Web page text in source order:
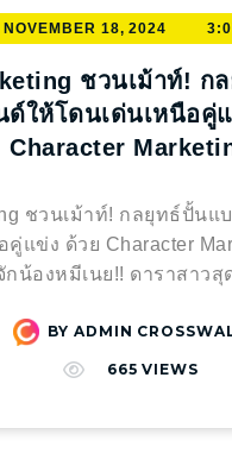
สุดปัง” ไม่ใช่เรื่องยาก
ผนที่รอบคอบ เลือก
สรรค์คอนเทนต์ที่น่าสนใจ
ห์ผลลัพธ์อย่างสม่ำเสมอ ห
นี้read more
ระ โดยไม่รู้สึกว่าต้องทำต
อแรงกดดันจากการตลาด
**Introvert Marketing** คื
ความเงียบ เรียบง่าย และ
นไปที่ “connection over
มโยงกับลูกค้าด้วยเนื้อหา
แบบฉาบฉวย
ที่ต้องการรายละเอียดมาก
px (2:3) รูปเนื้อหา:
ดงรายละเอียดเพิ่มเติม
บการเล่าเรื่องที่ต้องการภา
px (1:1) 2 ภาพ
ละเอียดเพิ่มเติม 3 ภาพ –
ในอัลบั้มมีผลต่อ Layout
ปเกิน Facebook จะปรับ
งรูปสวย ใครเห็นก็ต้องกดไ
(1+2, 1+3, 2+3) – เหมาะ
NOVEMBER 18, 2024
ชวนเม้าท์! ก
ด์ให้โดนเด่นเหนือคู่
Character
ชวนเม้าท์! กลยุทธ์ปั้นแ
คู่แข่ง ด้วย Character
กน้องหมีเนย!! ดาราสาวสุ
จากแบรนด์
เร็จอย่างมาก เป็นเคสตัวอ
BY ADMIN
665 VIEWS